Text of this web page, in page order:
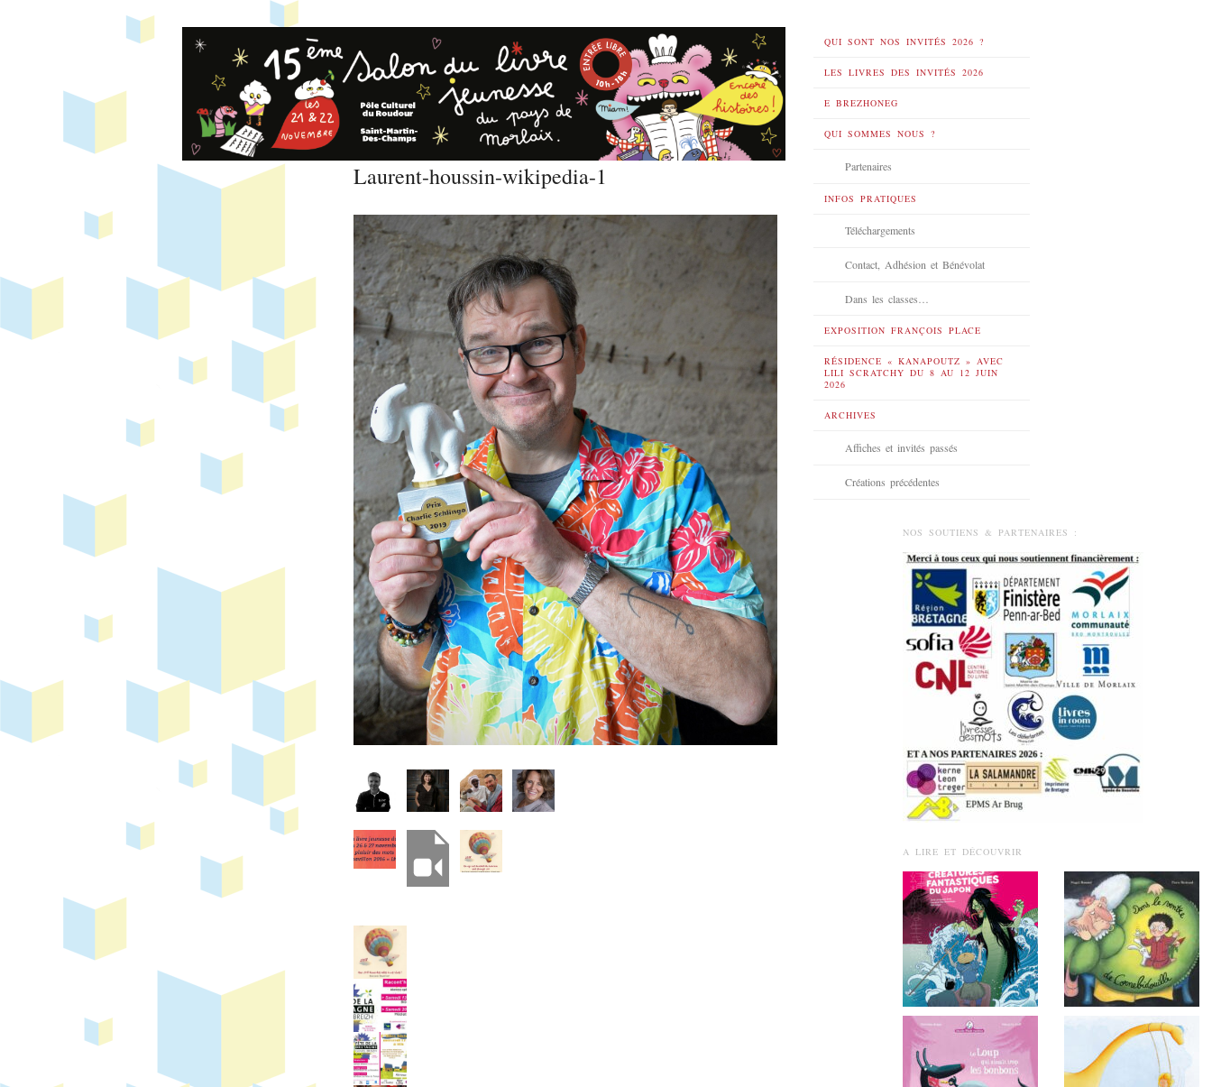
QUI SONT NOS INVITÉS 2026 ?
LES LIVRES DES INVITÉS 2026
E BREZHONEG
QUI SOMMES NOUS ?
Partenaires
INFOS PRATIQUES
Téléchargements
Contact, Adhésion et Bénévolat
Dans les classes…
EXPOSITION FRANÇOIS PLACE
RÉSIDENCE « KANAPOUTZ » AVEC
LILI SCRATCHY DU 8 AU 12 JUIN
2026
ARCHIVES
Affiches et invités passés
Créations précédentes
Laurent-houssin-wikipedia-1
NOS SOUTIENS & PARTENAIRES :
A LIRE ET DÉCOUVRIR